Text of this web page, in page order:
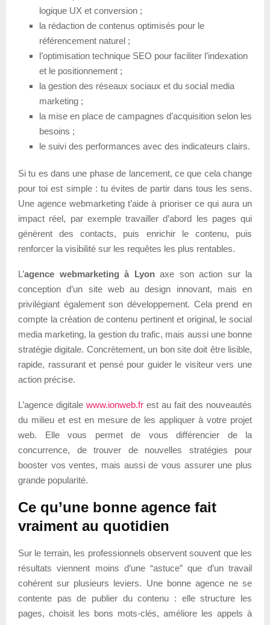
logique UX et conversion ;
la rédaction de contenus optimisés pour le
référencement naturel ;
l’optimisation technique SEO pour faciliter l’indexation
et le positionnement ;
la gestion des réseaux sociaux et du social media
marketing ;
la mise en place de campagnes d’acquisition selon les
besoins ;
le suivi des performances avec des indicateurs clairs.
Si tu es dans une phase de lancement, ce que cela change
pour toi est simple : tu évites de partir dans tous les sens.
Une agence webmarketing t’aide à prioriser ce qui aura un
impact réel, par exemple travailler d’abord les pages qui
génèrent des contacts, puis enrichir le contenu, puis
renforcer la visibilité sur les requêtes les plus rentables.
L’agence webmarketing à Lyonaxe son action sur la
conception d’un site web au design innovant, mais en
privilégiant également son développement. Cela prend en
compte la création de contenu pertinent et original, le social
media marketing, la gestion du trafic, mais aussi une bonne
stratégie digitale. Concrètement, un bon site doit être lisible,
rapide, rassurant et pensé pour guider le visiteur vers une
action précise.
L’agence digitale www.ionweb.fr est au fait des nouveautés
du milieu et est en mesure de les appliquer à votre projet
web. Elle vous permet de vous différencier de la
concurrence, de trouver de nouvelles stratégies pour
booster vos ventes, mais aussi de vous assurer une plus
grande popularité.
Ce qu’une bonne agence fait
vraiment au quotidien
Sur le terrain, les professionnels observent souvent que les
résultats viennent moins d’une “astuce” que d’un travail
cohérent sur plusieurs leviers. Une bonne agence ne se
contente pas de publier du contenu : elle structure les
pages, choisit les bons mots-clés, améliore les appels à